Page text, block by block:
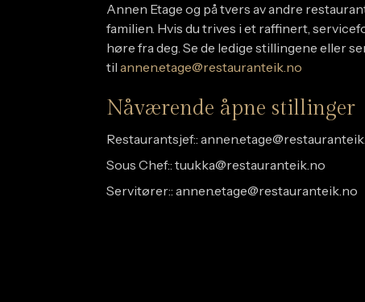
Annen Etage og på tvers av andre
familien. Hvis du trives i et raffinert,
høre fra deg. Se de ledige stillingene eller
til annen.etage@restauranteik.no
Nåværende åpne stillinger
Restaurantsjef::
Sous Chef:: tuukka@restauranteik.no
Servitører:: annen.etage@restauranteik.no